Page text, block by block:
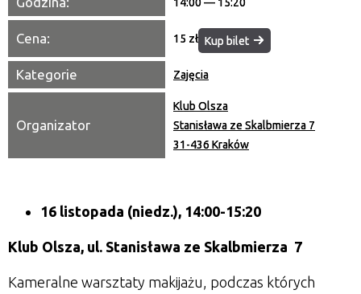
Cena: 15 zł Kup bilet
Kategorie Zajęcia
Organizator
Klub Olsza
Stanisława ze Skalbmierza 7
31-436 Kraków
16 listopada (niedz.), 14:00-15:20
Klub Olsza, ul. Stanisława ze Skalbmierza 7
Kameralne warsztaty makijażu, podczas których